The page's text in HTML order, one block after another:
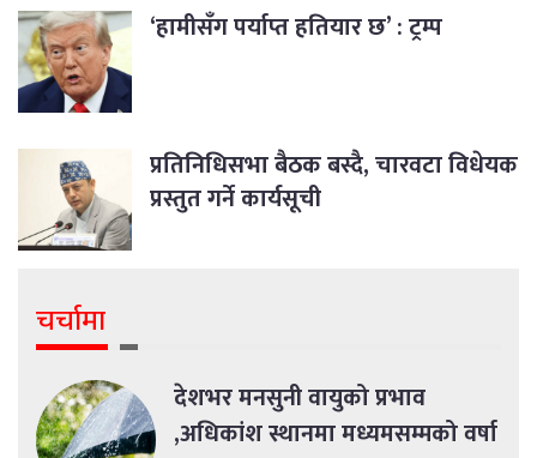
‘हामीसँग पर्याप्त हतियार छ’ : ट्रम्प
प्रतिनिधिसभा बैठक बस्दै, चारवटा विधेयक
प्रस्तुत गर्ने कार्यसूची
चर्चामा
देशभर मनसुनी वायुको प्रभाव
,अधिकांश स्थानमा मध्यमसम्मको वर्षा